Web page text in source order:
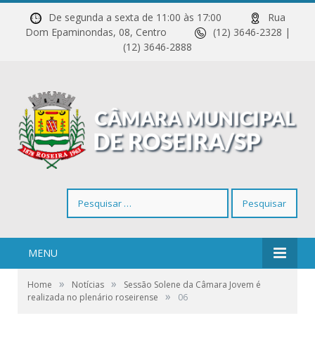
De segunda a sexta de 11:00 às 17:00
Rua
Dom Epaminondas, 08, Centro
(12) 3646-2328 |
(12) 3646-2888
por:
MENU
Home » Notícias »
Sessão Solene da Câmara Jovem é
realizada no plenário roseirense
» 06